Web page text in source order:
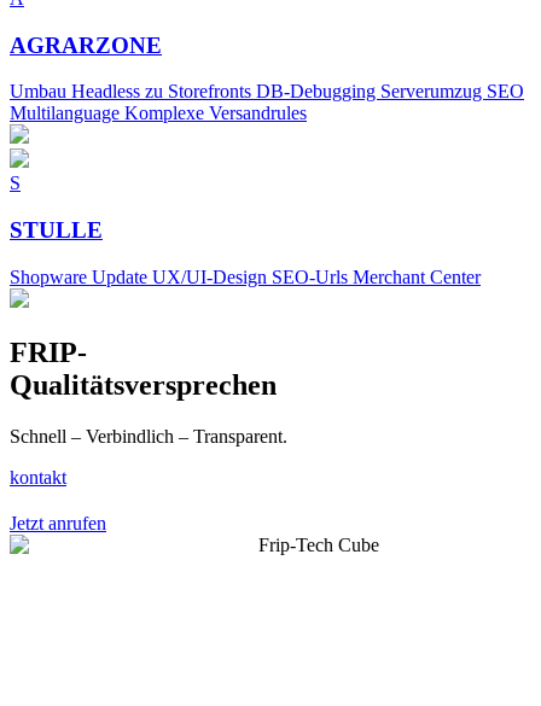
AGRARZONE
Umbau Headless zu Storefronts DB-Debugging Serverumzug SEO
Multilanguage Komplexe Versandrules
S
STULLE
Shopware Update UX/UI-Design SEO-Urls Merchant Center
FRIP-
Qualitätsversprechen
Schnell – Verbindlich – Transparent.
kontakt
Jetzt anrufen